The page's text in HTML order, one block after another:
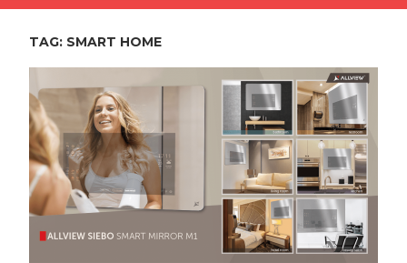
TAG: SMART HOME